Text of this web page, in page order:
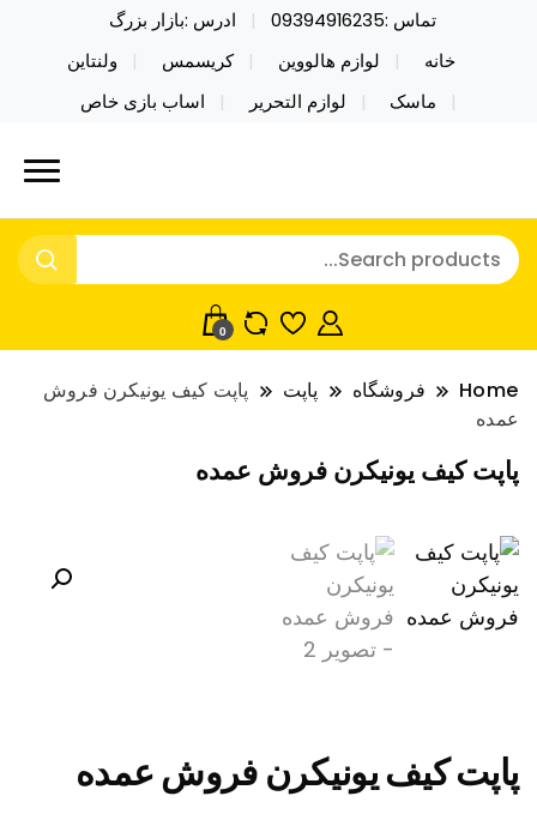
تماس :09394916235
ادرس :بازار بزرگ
خانه
لوازم هالووین کریسمس
ولنتاین
ماسک
لوازم التحریر اساب بازی خاص
نایکر توی فروش عمده لوازم هالووین
ولن تاین کادویی کریسمس اکسسوری
خرید محصولات خاص فیجت اسباب بازی تراول ماگ نایکر
توی فروش عمده لوازم هالووین ولن تاین کادویی
کریسمس اکسسوری ماسک در واردات مستقیم
0
Home فروشگاه پاپت
پاپت کیف یونیکرن فروش
عمده
پاپت کیف یونیکرن فروش عمده
پاپت کیف یونیکرن فروش عمده